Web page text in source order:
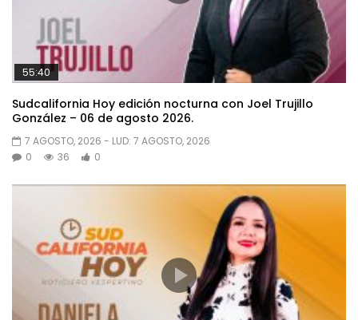
55:40
Sudcalifornia Hoy edición nocturna con Joel Trujillo
González – 06 de agosto 2026.
7 AGOSTO, 2026 - LUD: 7 AGOSTO, 2026
0
36 0